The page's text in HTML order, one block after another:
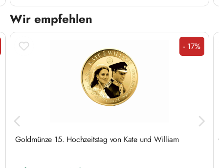
Wir empfehlen
Produktgalerie überspringen
Rabatt
- 17%
Goldmünze 15. Hochzeitstag von Kate und William